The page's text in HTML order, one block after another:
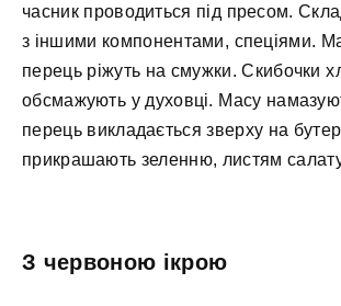
часник проводиться під пресом.
з іншими компонентами, спеціями.
перець ріжуть на смужки. Скибочки
обсмажують у духовці. Масу
перець викладається зверху на
прикрашають зеленню, листям
З червоною ікрою